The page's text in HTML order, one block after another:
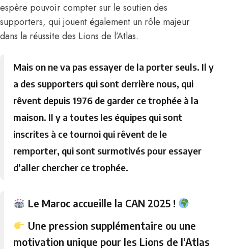
espère pouvoir compter sur le soutien des
supporters, qui jouent également un rôle majeur
dans la réussite des Lions de l’Atlas.
Mais on ne va pas essayer de la porter seuls. Il y
a des supporters qui sont derrière nous, qui
rêvent depuis 1976 de garder ce trophée à la
maison. Il y a toutes les équipes qui sont
inscrites à ce tournoi qui rêvent de le
remporter, qui sont surmotivés pour essayer
d’aller chercher ce trophée.
Le Maroc accueille la CAN 2025 !
Une pression supplémentaire ou une
motivation unique pour les Lions de l’Atlas